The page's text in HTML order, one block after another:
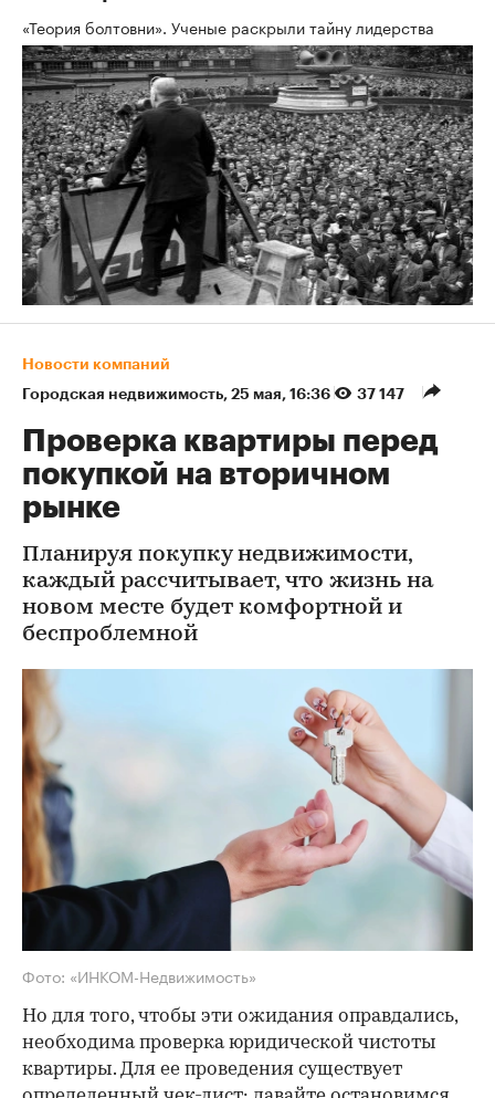
«Теория болтовни». Ученые раскрыли тайну лидерства
Новости компаний
Городская недвижимость⁠, 25 мая, 16:36 37 147
Проверка квартиры перед
покупкой на вторичном
рынке
Планируя покупку недвижимости,
каждый рассчитывает, что жизнь на
новом месте будет комфортной и
беспроблемной
Фото: «ИНКОМ-Недвижимость»
Но для того, чтобы эти ожидания оправдались,
необходима проверка юридической чистоты
квартиры. Для ее проведения существует